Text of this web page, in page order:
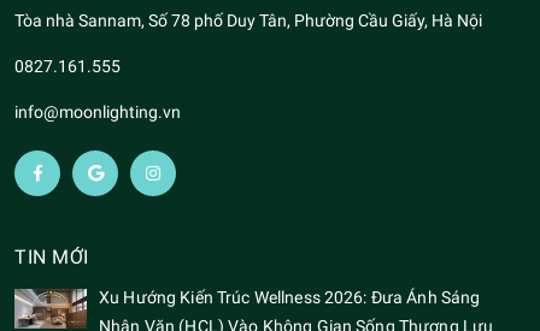
Tòa nhà Sannam, Số 78 phố Duy Tân, Phường Cầu Giấy, Hà Nội
0827.161.555
info@moonlighting.vn
TIN MỚI
Xu Hướng Kiến Trúc Wellness 2026: Đưa Ánh Sáng
Nhân Văn (HCL) Vào Không Gian Sống Thượng Lưu